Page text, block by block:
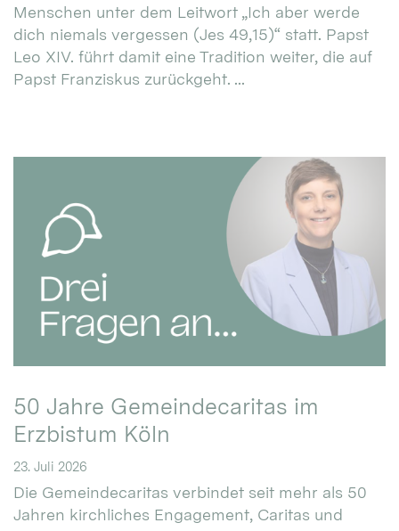
Menschen unter dem Leitwort „Ich aber werde
dich niemals vergessen (Jes 49,15)“ statt. Papst
Leo XIV. führt damit eine Tradition weiter, die auf
Papst Franziskus zurückgeht. ...
50 Jahre Gemeindecaritas im
Erzbistum Köln
23. Juli 2026
Die Gemeindecaritas verbindet seit mehr als 50
Jahren kirchliches Engagement, Caritas und